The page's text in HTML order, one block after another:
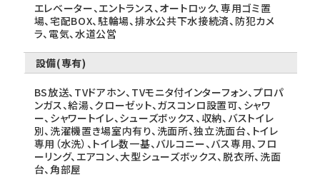
エレベーター、エントランス、オートロック、専用ゴミ置
場、宅配BOX、駐輪場、排水公共下水接続済、防犯カメ
ラ、電気、水道公営
設備(専有)
BS放送、TVドアホン、TVモニタ付インターフォン、プロパ
ンガス、給湯、クローゼット、ガスコンロ設置可、シャワ
ー、シャワートイレ、シューズボックス、収納、バストイレ
別、洗濯機置き場室内有り、洗面所、独立洗面台、トイレ
専用（水洗）、トイレ数一基、バルコニー、バス専用、フロ
ーリング、エアコン、大型シューズボックス、脱衣所、洗面
台、角部屋